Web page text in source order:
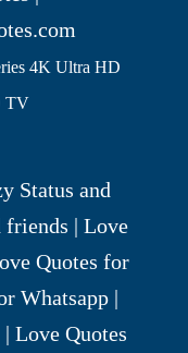
4K Ultra HD
TV